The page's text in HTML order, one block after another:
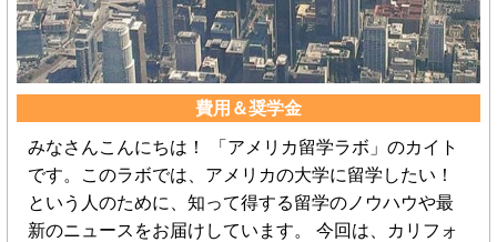
費用＆奨学金
みなさんこんにちは！ 「アメリカ留学ラボ」のカイト
です。このラボでは、アメリカの大学に留学したい！
という人のために、知って得する留学のノウハウや最
新のニュースをお届けしています。 今回は、カリフォ